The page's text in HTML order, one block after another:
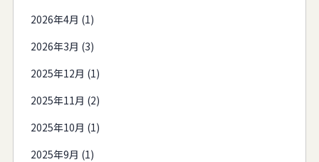
2026年4月 (1)
2026年3月 (3)
2025年12月 (1)
2025年11月 (2)
2025年10月 (1)
2025年9月 (1)